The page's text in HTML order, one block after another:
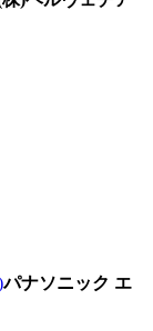
パナソニック エ